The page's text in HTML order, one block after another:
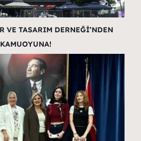
VE TASARIM DERNEĞİ’NDEN
KAMUOYUNA!